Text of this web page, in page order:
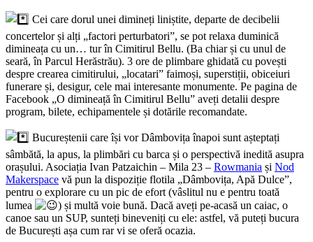
Cei care dorul unei dimineți liniștite, departe de decibelii
concertelor și alți „factori perturbatori”, se pot relaxa duminică
dimineața cu un… tur în Cimitirul Bellu. (Ba chiar și cu unul de
seară, în Parcul Herăstrău). 3 ore de plimbare ghidată cu povești
despre crearea cimitirului, „locatari” faimoși, superstiții, obiceiuri
funerare și, desigur, cele mai interesante monumente. Pe pagina de
Facebook „O dimineață în Cimitirul Bellu” aveți detalii despre
program, bilete, echipamentele și dotările recomandate.
Bucureștenii care își vor Dâmbovița înapoi sunt așteptați
sâmbătă, la apus, la plimbări cu barca și o perspectivă inedită asupra
orașului. Asociația Ivan Patzaichin – Mila 23 – Rowmania și Nod
Makerspace vă pun la dispoziție flotila „Dâmbovița, Apă Dulce”,
pentru o explorare cu un pic de efort (vâslitul nu e pentru toată
lumea
) și multă voie bună. Dacă aveți pe-acasă un caiac, o
canoe sau un SUP, sunteți bineveniți cu ele: astfel, vă puteți bucura
de București așa cum rar vi se oferă ocazia.